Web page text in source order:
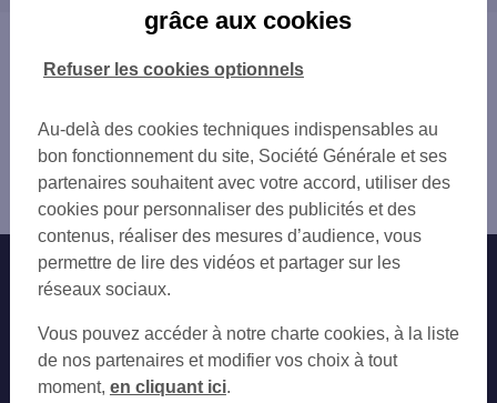
Vous êtes ici : Accueil
Trouver une agence bancaire
Allier
Bourbon l'Archambault
Distributeur/automate BOURBON L'ARCHAMBAULT 8
RUE DE LA B
Nos engagements Nous contacter
Autres sites SG
Professionnels
Entreprises
grâce aux cookies
Au-delà des cookies techniques indispensables au
bon fonctionnement du site, Société Générale et ses
partenaires souhaitent avec votre accord, utiliser des
cookies pour personnaliser des publicités et des
contenus, réaliser des mesures d’audience, vous
permettre de lire des vidéos et partager sur les
réseaux sociaux.
Vous pouvez accéder à notre charte cookies, à la liste
de nos partenaires et modifier vos choix à tout
moment, en cliquant ici.
Refuser les cookies optionnels